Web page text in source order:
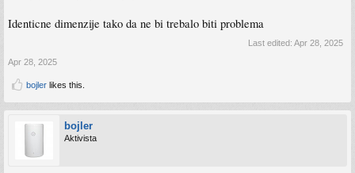
Identicne dimenzije tako da ne bi trebalo biti problema
Last edited: Apr 28, 2025
Apr 28, 2025
bojler likes this.
bojler
Aktivista